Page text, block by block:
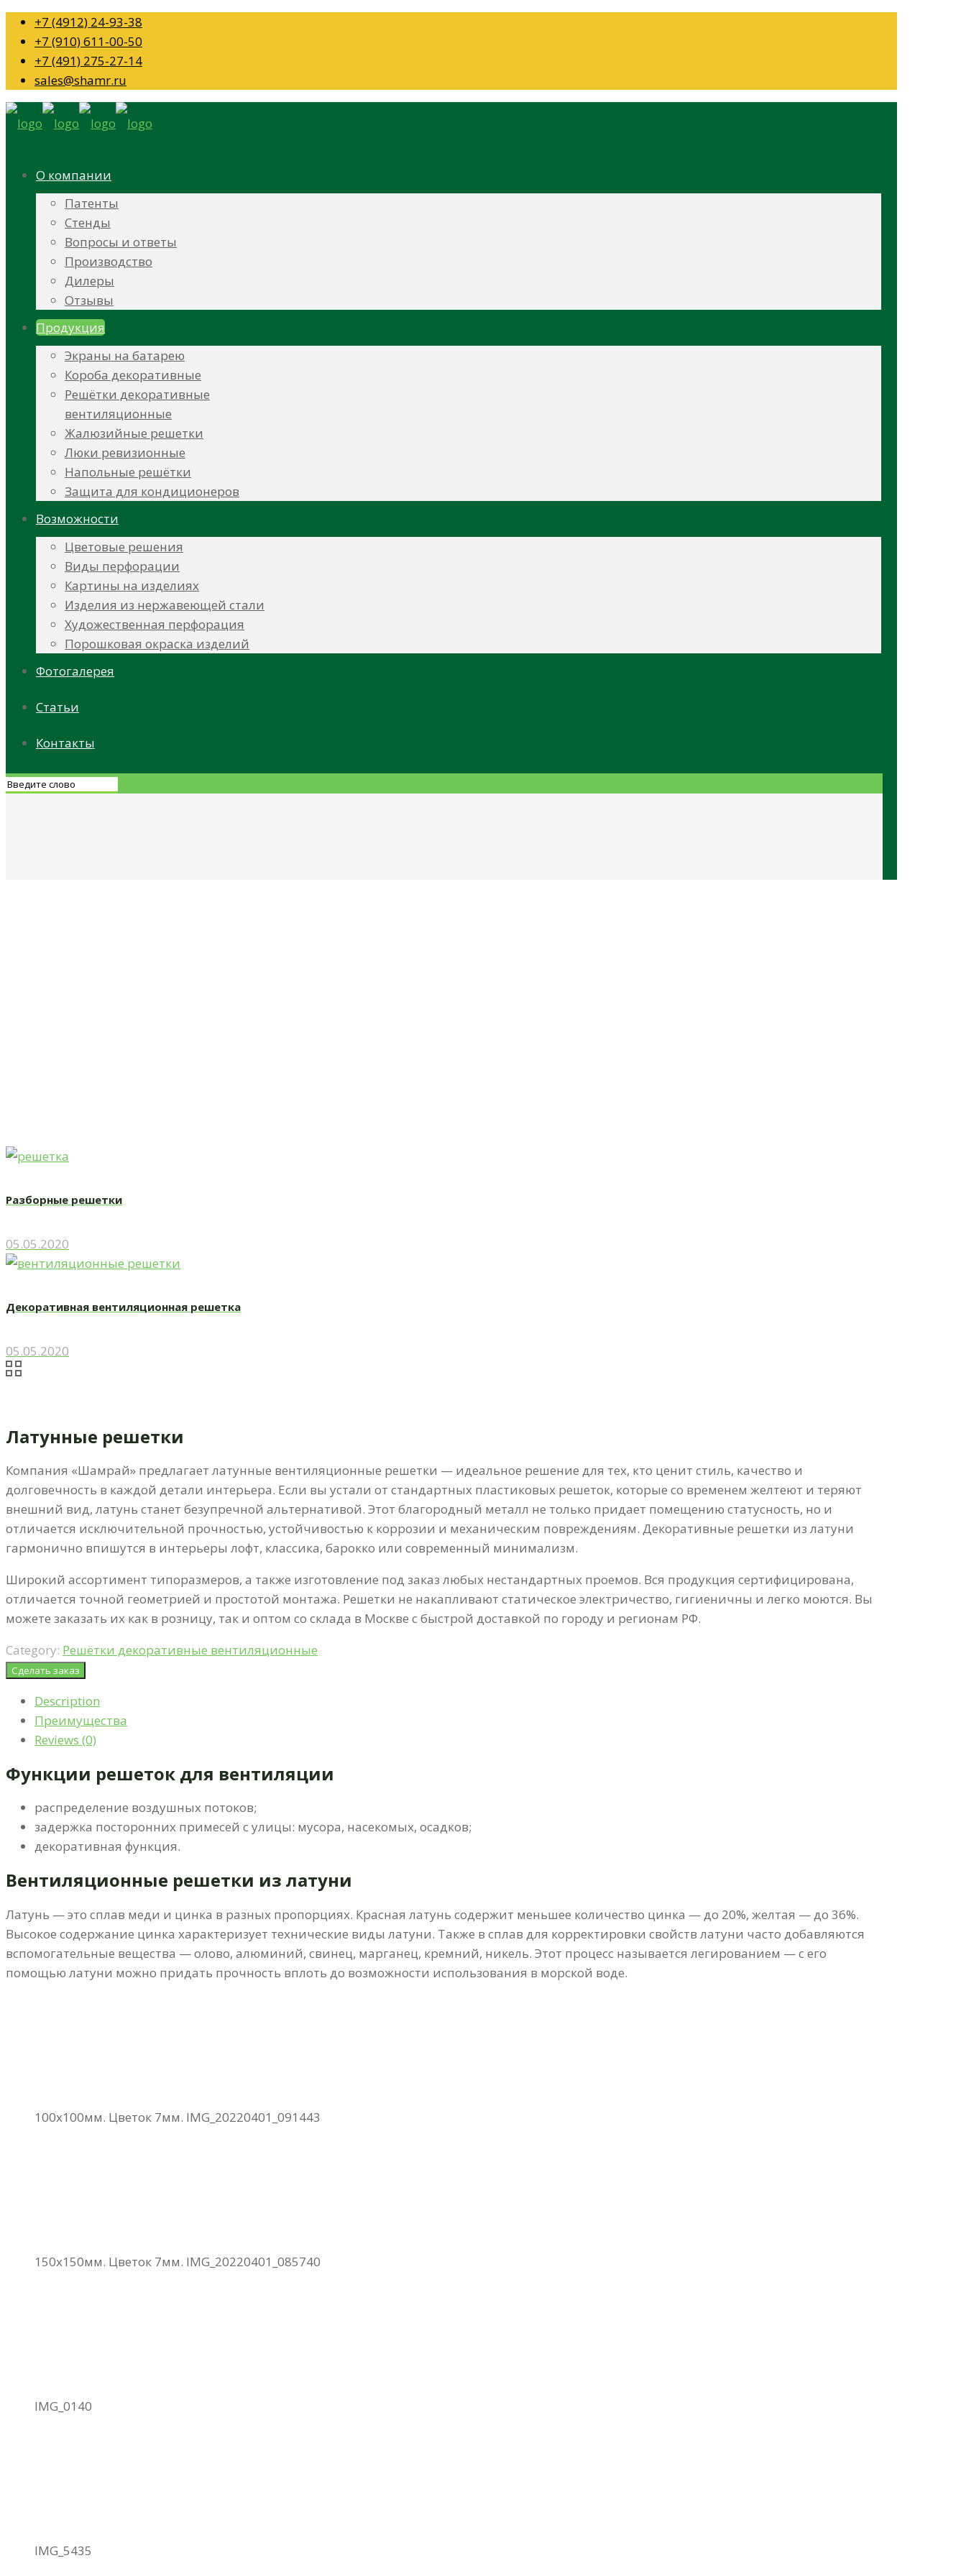
+7 (4912) 24-93-38
+7 (910) 611-00-50
+7 (491) 275-27-14
sales@shamr.ru
О компании
Патенты
Стенды
Вопросы и ответы
Производство
Дилеры
Отзывы
Продукция
Экраны на батарею
Короба декоративные
Решётки декоративные
вентиляционные
Жалюзийные решетки
Люки ревизионные
Напольные решётки
Защита для кондиционеров
Возможности
Цветовые решения
Виды перфорации
Картины на изделиях
Изделия из нержавеющей стали
Художественная перфорация
Порошковая окраска изделий
Фотогалерея
Статьи
Контакты
Разборные решетки
05.05.2020
Декоративная вентиляционная решетка
05.05.2020
Латунные решетки
Компания «Шамрай» предлагает латунные вентиляционные решетки — идеальное решение для тех, кто ценит стиль, качество и
долговечность в каждой детали интерьера. Если вы устали от стандартных пластиковых решеток, которые со временем желтеют и теряют
внешний вид, латунь станет безупречной альтернативой. Этот благородный металл не только придает помещению статусность, но и
отличается исключительной прочностью, устойчивостью к коррозии и механическим повреждениям. Декоративные решетки из латуни
гармонично впишутся в интерьеры лофт, классика, барокко или современный минимализм.
Широкий ассортимент типоразмеров, а также изготовление под заказ любых нестандартных проемов. Вся продукция сертифицирована,
отличается точной геометрией и простотой монтажа. Решетки не накапливают статическое электричество, гигиеничны и легко моются. Вы
можете заказать их как в розницу, так и оптом со склада в Москве с быстрой доставкой по городу и регионам РФ.
Category: Решётки декоративные вентиляционные
Сделать заказ
Description
Преимущества
Reviews (0)
Функции решеток для вентиляции
распределение воздушных потоков;
задержка посторонних примесей с улицы: мусора, насекомых, осадков;
декоративная функция.
Вентиляционные решетки из латуни
Латунь — это сплав меди и цинка в разных пропорциях. Красная латунь содержит меньшее количество цинка — до 20%, желтая — до 36%.
Высокое содержание цинка характеризует технические виды латуни. Также в сплав для корректировки свойств латуни часто добавляются
вспомогательные вещества — олово, алюминий, свинец, марганец, кремний, никель. Этот процесс называется легированием — с его
помощью латуни можно придать прочность вплоть до возможности использования в морской воде.
100х100мм. Цветок 7мм. IMG_20220401_091443
150х150мм. Цветок 7мм. IMG_20220401_085740
IMG_0140
IMG_5435